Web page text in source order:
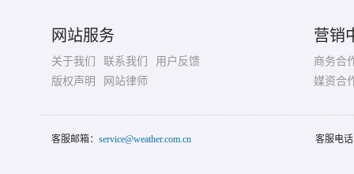
网站服务
关于我们 联系我们
用户反馈
版权声明
网站律师
营销
商务合
媒资合
客服邮箱： service@weather.com.cn 客服电